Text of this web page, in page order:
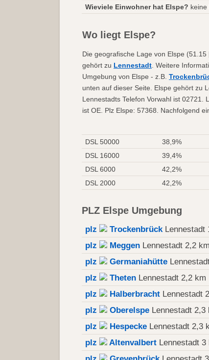
Wieviele Einwohner hat Elspe? keine
Wo liegt Elspe?
Die geografische Lage von Elspe
gehört zu Lennestadt . Weitere
Umgebung von Elspe - z.B.
unten auf dieser Seite. Elspe gehört zu
Lennestadts Telefon Vorwahl ist 02721.
ist OE. Plz Elspe: 57368. Nachfolgend
DSL 50000
38,9%
DSL 16000
39,4%
DSL 6000
42,2%
DSL 2000
42,2%
PLZ Elspe Umgebung
plz TrockenbrückLennestadt
plz
Meggen Lennestadt 2,2 km
plz
Germaniahütte
plz
Theten Lennestadt 2,2 km
plz
Halberbracht Lennestadt
plz
Oberelspe Lennestadt 2,3
plz
Hespecke Lennestadt 2,3
plz
Altenvalbert Lennestadt 3